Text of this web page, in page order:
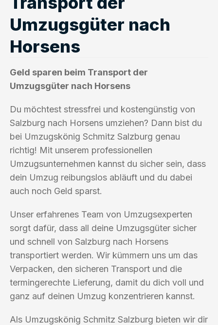
Umzugsgüter nach
Horsens
Geld sparen beim Transport der
Umzugsgüter nach Horsens
Du möchtest stressfrei und kostengünstig von
Salzburg nach Horsens umziehen? Dann bist du
bei Umzugskönig Schmitz Salzburg genau
richtig! Mit unserem professionellen
Umzugsunternehmen kannst du sicher sein, dass
dein Umzug reibungslos abläuft und du dabei
auch noch Geld sparst.
Unser erfahrenes Team von Umzugsexperten
sorgt dafür, dass all deine Umzugsgüter sicher
und schnell von Salzburg nach Horsens
transportiert werden. Wir kümmern uns um das
Verpacken, den sicheren Transport und die
termingerechte Lieferung, damit du dich voll und
ganz auf deinen Umzug konzentrieren kannst.
Als Umzugskönig Schmitz Salzburg bieten wir dir